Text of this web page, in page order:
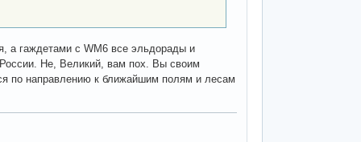
а гаждетами с WM6 все эльдорады и
Не, Великий, вам пох. Вы своим
по направлению к ближайшим полям и лесам